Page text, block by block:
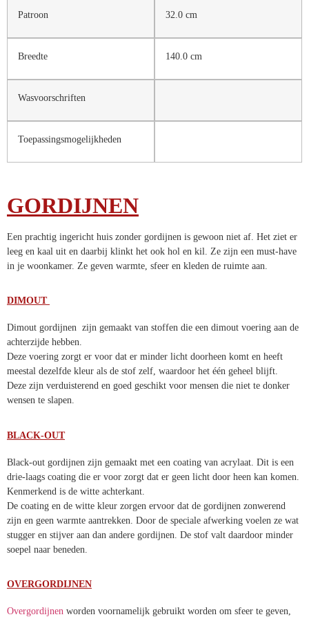
Patroon 32.0 cm
Breedte 140.0 cm
Wasvoorschriften
Toepassingsmogelijkheden
GORDIJNEN
Een prachtig ingericht huis zonder gordijnen is gewoon niet af. Het ziet er
leeg en kaal uit en daarbij klinkt het ook hol en kil. Ze zijn een must-have
in je woonkamer. Ze geven warmte, sfeer en kleden de ruimte aan.
DIMOUT
Dimout gordijnen zijn gemaakt van stoffen die een dimout voering aan de
achterzijde hebben.
Deze voering zorgt er voor dat er minder licht doorheen komt en heeft
meestal dezelfde kleur als de stof zelf, waardoor het één geheel blijft.
Deze zijn verduisterend en goed geschikt voor mensen die niet te donker
wensen te slapen.
BLACK-OUT
Black-out gordijnen zijn gemaakt met een coating van acrylaat. Dit is een
drie-laags coating die er voor zorgt dat er geen licht door heen kan komen.
Kenmerkend is de witte achterkant.
De coating en de witte kleur zorgen ervoor dat de gordijnen zonwerend
zijn en geen warmte aantrekken. Door de speciale afwerking voelen ze wat
stugger en stijver aan dan andere gordijnen. De stof valt daardoor minder
soepel naar beneden.
OVERGORDIJNEN
Overgordijnen worden voornamelijk gebruikt worden om sfeer te geven,